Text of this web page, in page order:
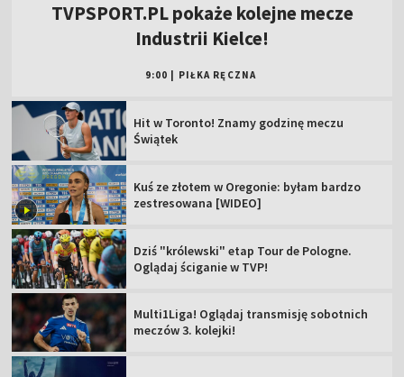
TVPSPORT.PL pokaże kolejne mecze
Industrii Kielce!
9:00 PIŁKA RĘCZNA
Hit w Toronto! Znamy godzinę meczu
Świątek
Kuś ze złotem w Oregonie: byłam bardzo
zestresowana [WIDEO]
Dziś "królewski" etap Tour de Pologne.
Oglądaj ściganie w TVP!
Multi1Liga! Oglądaj transmisję sobotnich
meczów 3. kolejki!